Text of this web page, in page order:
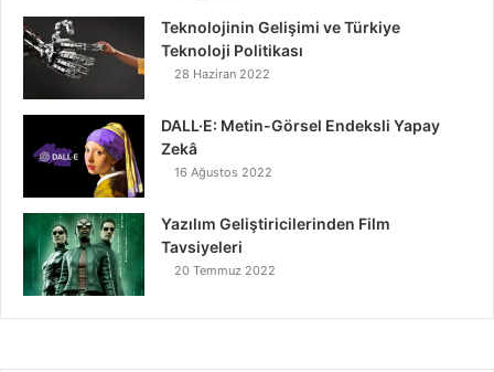
Teknolojinin Gelişimi ve Türkiye
Teknoloji Politikası
28 Haziran 2022
DALL·E: Metin-Görsel Endeksli Yapay
Zekâ
16 Ağustos 2022
Yazılım Geliştiricilerinden Film
Tavsiyeleri
20 Temmuz 2022